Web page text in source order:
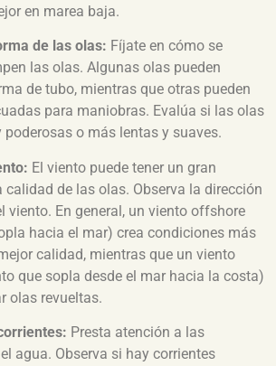
en marea baja.
de las olas: Fíjate en cómo se
las olas. Algunas olas pueden
de tubo, mientras que otras pueden
para maniobras. Evalúa si las olas
poderosas o más lentas y suaves.
El viento puede tener un gran
calidad de las olas. Observa la dirección
viento. En general, un viento offshore
hacia el mar) crea condiciones más
calidad, mientras que un viento
que sopla desde el mar hacia la costa)
olas revueltas.
Presta atención a las
agua. Observa si hay corrientes